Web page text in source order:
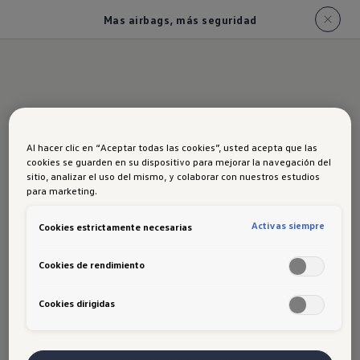
Mas airbags, más seguridad
Mas airbags, más
seguridad
seguridad incorporando airbag de cortina en
todas sus versiones. 6 airbags protegen a los
pasajeros del Amarok, dándole un nivel superior
Al hacer clic en “Aceptar todas las cookies”, usted acepta que las
cookies se guarden en su dispositivo para mejorar la navegación del
sitio, analizar el uso del mismo, y colaborar con nuestros estudios
para marketing.
Cookies estrictamente necesarias Activas siempre
Cookies de rendimiento
Cookies dirigidas